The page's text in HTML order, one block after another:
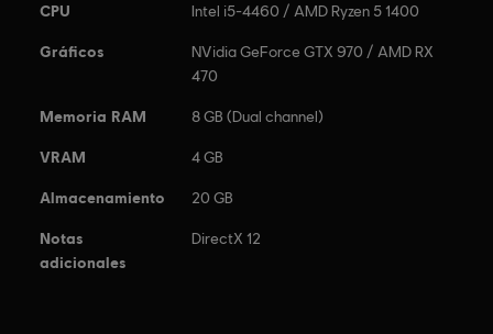
CPU Intel i5-4460 / AMD Ryzen 5 1400
Gráficos
NVidia GeForce GTX 970 / AMD RX
470
Memoria RAM 8 GB (Dual channel)
VRAM 4 GB
Almacenamiento 20 GB
Notas
adicionales
DirectX 12